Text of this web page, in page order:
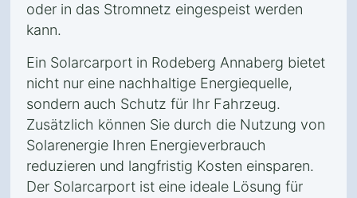
oder in das Stromnetz eingespeist werden
kann.
Ein Solarcarport in Rodeberg Annaberg bietet
nicht nur eine nachhaltige Energiequelle,
sondern auch Schutz für Ihr Fahrzeug.
Zusätzlich können Sie durch die Nutzung von
Solarenergie Ihren Energieverbrauch
reduzieren und langfristig Kosten einsparen.
Der Solarcarport ist eine ideale Lösung für